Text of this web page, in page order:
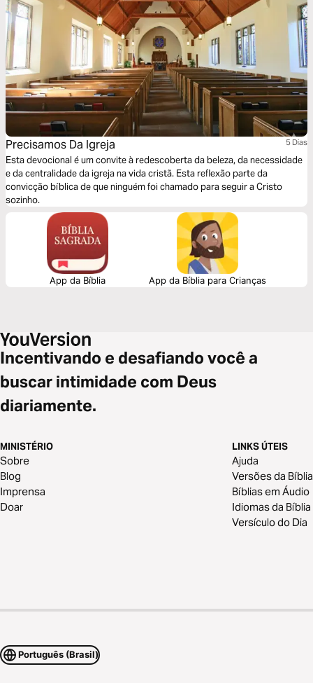
Precisamos Da Igreja 5 Dias
Esta devocional é um convite à redescoberta da beleza, da necessidade
e da centralidade da igreja na vida cristã. Esta reflexão parte da
convicção bíblica de que ninguém foi chamado para seguir a Cristo
sozinho.
App da Bíblia App da Bíblia para Crianças
Incentivando e desafiando você a
buscar intimidade com Deus
diariamente.
MINISTÉRIO
Sobre
Blog
Imprensa
Doar
LINKS ÚTEIS
Ajuda
Versões da Bíblia
Bíblias em Áudio
Idiomas da Bíblia
Versículo do Dia
Português (Brasil)